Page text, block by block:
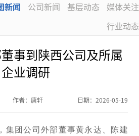
新闻 公司新闻 基层动态
媒体关注
行业动态
事到陕西公司及所属
企业调研
作者： 唐轩 日期： 2026-05-19
集团公司外部董事黄永达、陈建